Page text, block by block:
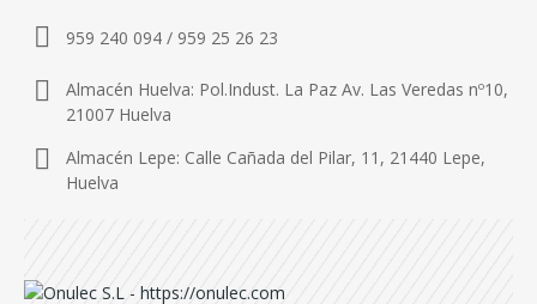
959 240 094 / 959 25 26 23
Almacén Huelva: Pol.Indust. La Paz Av. Las Veredas nº10,
21007 Huelva
Almacén Lepe: Calle Cañada del Pilar, 11, 21440 Lepe,
Huelva